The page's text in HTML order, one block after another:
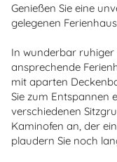
Genießen Sie eine
gelegenen
In wunderbar ruhiger
ansprechende
mit aparten
Sie zum Entspannen
verschiedenen
Kaminofen an, der
plaudern Sie noch